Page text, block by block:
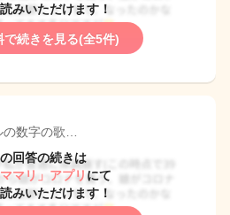
みいただけます！
で続きを見る(全5件)
数字の歌…
回答の続きは
マリ」アプリ にて
みいただけます！